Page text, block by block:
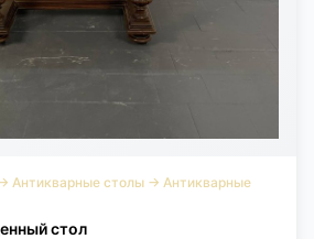
Антикварные столы → Антикварные
стол